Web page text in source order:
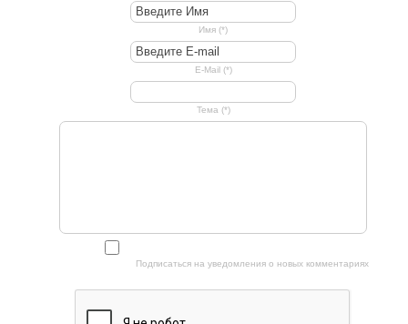
Имя (*)
E-Mail (*)
Тема (*)
Подписаться на уведомления о новых комментариях